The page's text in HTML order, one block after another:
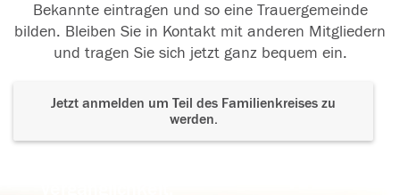
Bekannte eintragen und so eine Trauergemeinde
bilden. Bleiben Sie in Kontakt mit anderen Mitgliedern
und tragen Sie sich jetzt ganz bequem ein.
Jetzt anmelden um Teil des Familienkreises zu
werden.